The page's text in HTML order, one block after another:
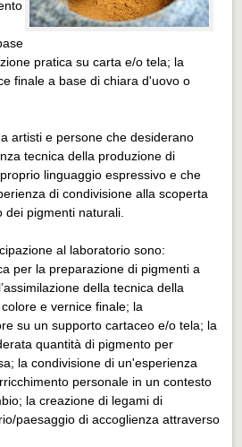
pratica su carta e/o tela; la
finale a base di chiara d'uovo o
artisti e persone che desiderano
tecnica della produzione di
linguaggio espressivo e che
di condivisione alla scoperta
pigmenti naturali.
al laboratorio sono:
per la preparazione di pigmenti a
della tecnica della
e vernice finale; la
su un supporto cartaceo e/o tela; la
quantità di pigmento per
la condivisione di un'esperienza
personale in un contesto
la creazione di legami di
paesaggio di accoglienza attraverso